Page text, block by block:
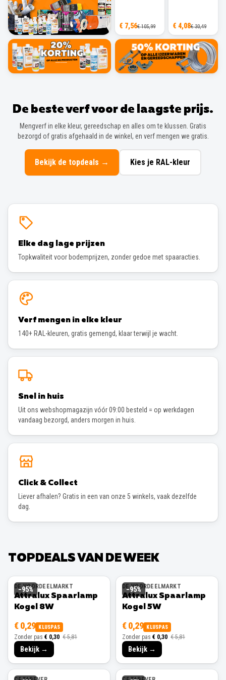
€ 7,56€ 105,99 € 4,08€ 30,49
De beste verf voor de laagste prijs.
Mengverf in elke kleur, gereedschap en alles om te klussen. Gratis
bezorgd of gratis afgehaald in de winkel, en verf mengen we gratis.
Bekijk de topdeals → Kies je RAL-kleur
Elke dag lage prijzen
Topkwaliteit voor bodemprijzen, zonder gedoe met spaaracties.
Verf mengen in elke kleur
140+ RAL-kleuren, gratis gemengd, klaar terwijl je wacht.
Snel in huis
Uit ons webshopmagazijn vóór 09:00 besteld = op werkdagen
vandaag bezorgd, anders morgen in huis.
Click & Collect
Liever afhalen? Gratis in een van onze 5 winkels, vaak dezelfde
dag.
TOPDEALS VAN DE WEEK
−95%
DE VOORDEELMARKT
Attralux Spaarlamp
Kogel 8W
€ 0,29 KLUSPAS
Zonder pas € 0,30 € 5,81
Bekijk →
−95%
DE VOORDEELMARKT
Attralux Spaarlamp
Kogel 5W
€ 0,29 KLUSPAS
Zonder pas € 0,30 € 5,81
Bekijk →